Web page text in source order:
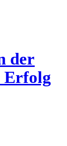
der
Erfolg